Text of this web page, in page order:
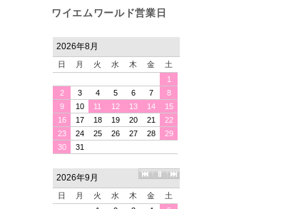
ワイエムワールド営業日